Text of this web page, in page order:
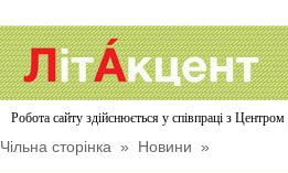
Робота сайту здійснюється у співпраці з
Чільна сторінка » Новини »